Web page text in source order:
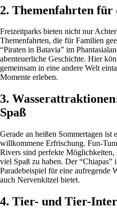
2. Themenfahrten für
Freizeitparks bieten nicht nur
Themenfahrten, die für Familien
“Piraten in Batavia” im
abenteuerliche Geschichte. Hier
gemeinsam in eine andere Welt
Momente erleben.
3.
Spaß
Gerade an heißen Sommertagen ist
willkommene Erfrischung. Fun-
Rivers sind perfekte
viel Spaß zu haben. Der “Chiapas”
Paradebeispiel für eine aufregende
auch Nervenkitzel bietet.
4. Tier- und Tier-